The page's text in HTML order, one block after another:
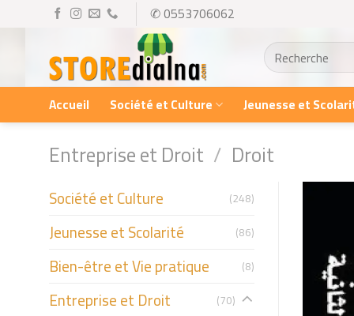
content
✆ 0553706062
Recherche
pour :
Accueil Société et Culture Jeunesse et
Entreprise et Droit / Droit
Société et Culture (248)
Jeunesse et Scolarité (86)
Bien-être et Vie pratique (8)
Entreprise et Droit (70)